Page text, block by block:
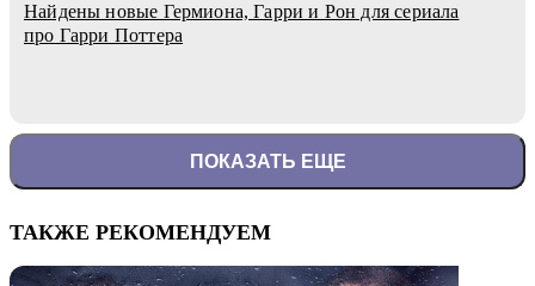
Найдены новые Гермиона, Гарри и Рон для сериала
про Гарри Поттера
ПОКАЗАТЬ ЕЩЕ
ТАКЖЕ РЕКОМЕНДУЕМ